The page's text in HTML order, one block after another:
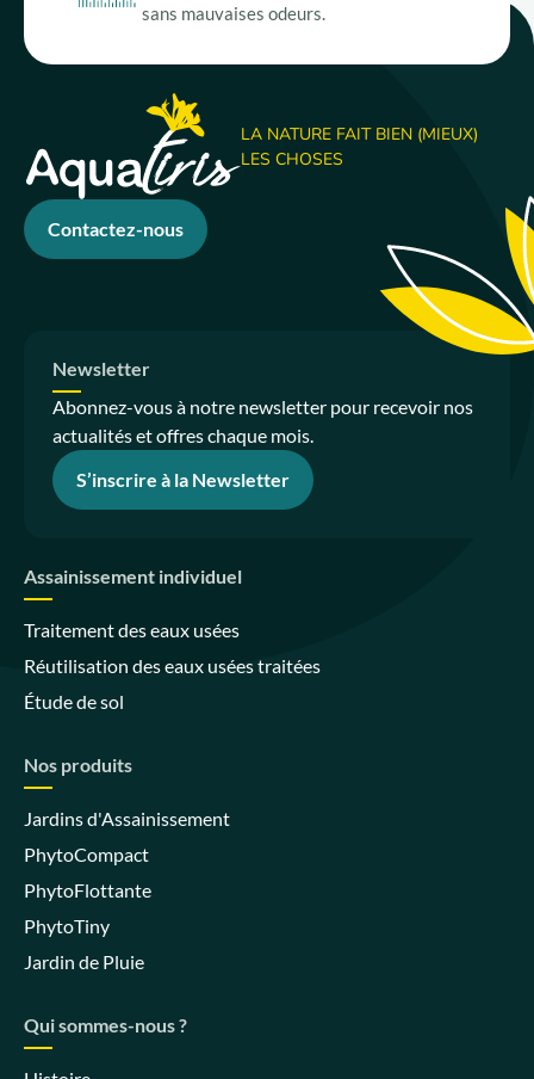
sans mauvaises odeurs.
LA NATURE FAIT BIEN (MIEUX)
LES CHOSES
Contactez-nous
Newsletter
Abonnez-vous à notre newsletter pour recevoir nos
actualités et offres chaque mois.
S’inscrire à la Newsletter
Assainissement individuel
Traitement des eaux usées
Réutilisation des eaux usées traitées
Étude de sol
Nos produits
Jardins d'Assainissement
PhytoCompact
PhytoFlottante
PhytoTiny
Jardin de Pluie
Qui sommes-nous ?